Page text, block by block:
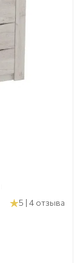
5 | 4 отзыва